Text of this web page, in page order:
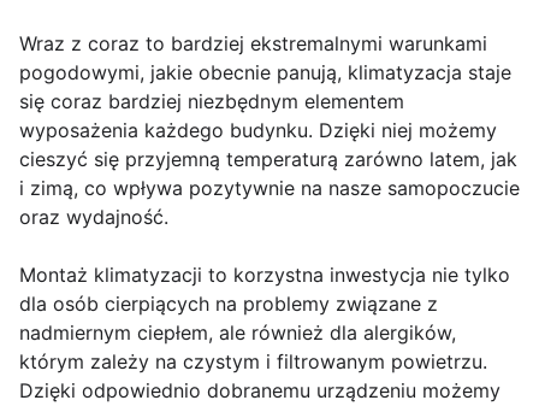
Wraz z coraz to bardziej ekstremalnymi warunkami
pogodowymi, jakie obecnie panują, klimatyzacja staje
się coraz bardziej niezbędnym elementem
wyposażenia każdego budynku. Dzięki niej możemy
cieszyć się przyjemną temperaturą zarówno latem, jak
i zimą, co wpływa pozytywnie na nasze samopoczucie
oraz wydajność.
Montaż klimatyzacji to korzystna inwestycja nie tylko
dla osób cierpiących na problemy związane z
nadmiernym ciepłem, ale również dla alergików,
którym zależy na czystym i filtrowanym powietrzu.
Dzięki odpowiednio dobranemu urządzeniu możemy